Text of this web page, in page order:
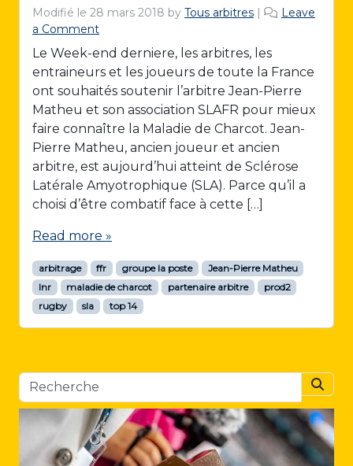
Modifié le 28 mars 2018 by Tous arbitres |
Leave
a Comment
Le Week-end derniere, les arbitres, les
entraineurs et les joueurs de toute la France
ont souhaités soutenir l’arbitre Jean-Pierre
Matheu et son association SLAFR pour mieux
faire connaître la Maladie de Charcot. Jean-
Pierre Matheu, ancien joueur et ancien
arbitre, est aujourd’hui atteint de Sclérose
Latérale Amyotrophique (SLA). Parce qu’il a
choisi d’être combatif face à cette […]
Read more »
arbitrage ffr groupe la poste
Jean-Pierre Matheu
lnr
maladie de charcot partenaire arbitre
prod2
rugby
sla top 14